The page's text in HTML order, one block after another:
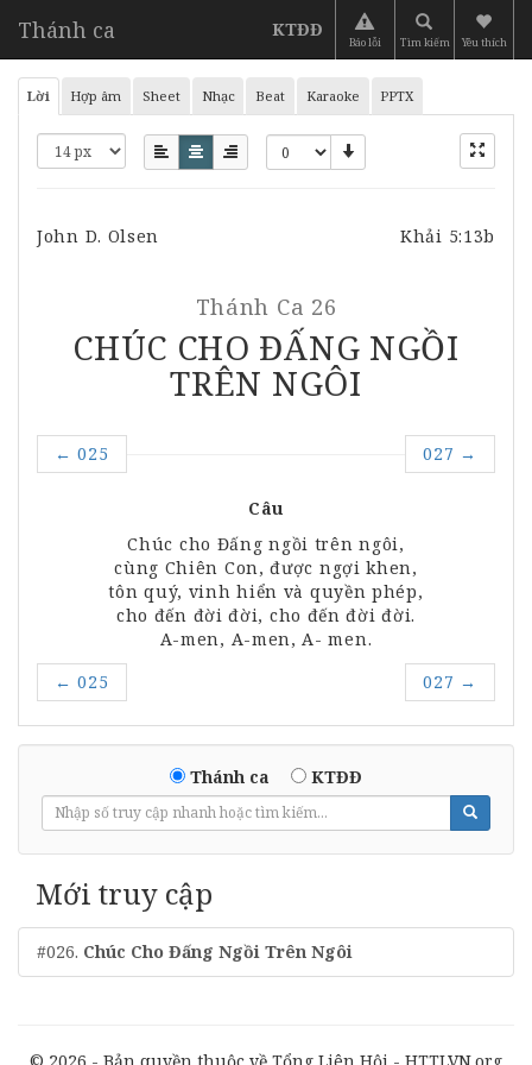
Thánh ca KTĐĐ
Báo lỗi Tìm kiếm Yêu thích
Lời Hợp âm Sheet Nhạc Beat Karaoke PPTX
John D. Olsen Khải 5:13b
Thánh Ca 26
CHÚC CHO ĐẤNG NGỒI
TRÊN NGÔI
← 025 027 →
Câu
Chúc cho Đấng ngồi trên ngôi,
cùng Chiên Con, được ngợikhen,
tôn quý, vinh hiển và quyềnphép,
cho đến đờiđời, cho đến đờiđời.
A-men, A-men, A- men.
← 025 027 →
Thánh ca KTĐĐ
Mới truy cập
#026. Chúc Cho Đấng Ngồi Trên Ngôi